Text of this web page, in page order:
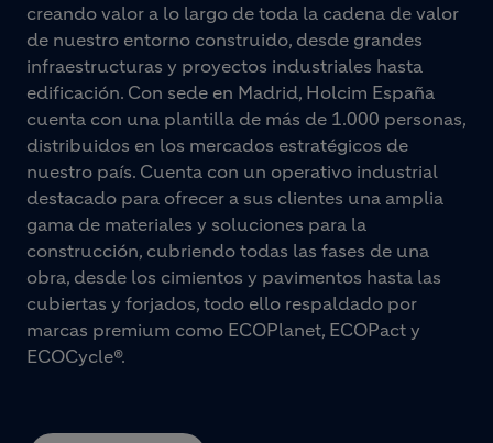
creando valor a lo largo de toda la cadena de valor
de nuestro entorno construido, desde grandes
infraestructuras y proyectos industriales hasta
edificación. Con sede en Madrid, Holcim España
cuenta con una plantilla de más de 1.000 personas,
distribuidos en los mercados estratégicos de
nuestro país. Cuenta con un operativo industrial
destacado para ofrecer a sus clientes una amplia
gama de materiales y soluciones para la
construcción, cubriendo todas las fases de una
obra, desde los cimientos y pavimentos hasta las
cubiertas y forjados, todo ello respaldado por
marcas premium como ECOPlanet, ECOPact y
ECOCycle®.